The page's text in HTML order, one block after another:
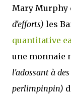
Mary Murphy
d'efforts) les
quantitative
une monnaie
l'adossant à
perlimpinpin)